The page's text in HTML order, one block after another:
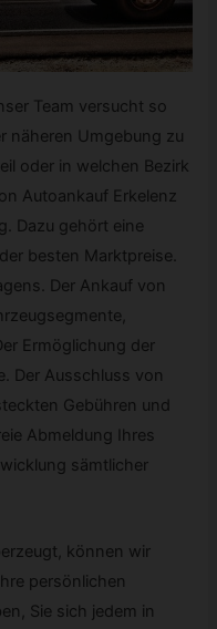
Team versucht so
näheren Umgebung zu
oder in welchen Bezirk
Autoankauf Erkelenz
Dazu gehört eine
besten Marktpreise.
Der Ankauf von
Ermöglichung der
Der Ausschluss von
Gebühren und
Abmeldung Ihres
sämtlicher
können wir
persönlichen
Sie sich jedem in